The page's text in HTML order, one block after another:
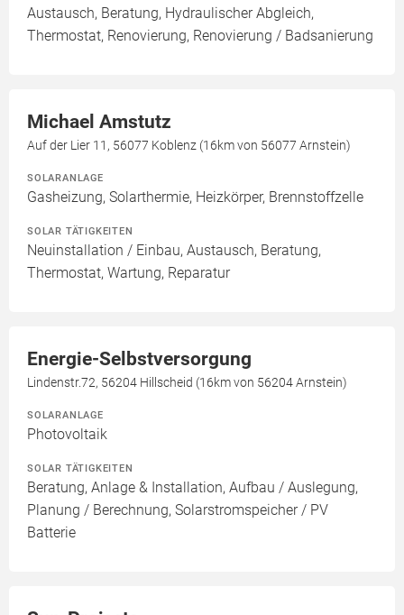
Austausch, Beratung, Hydraulischer Abgleich,
Thermostat, Renovierung, Renovierung / Badsanierung
Michael Amstutz
Auf der Lier 11, 56077 Koblenz (16km von 56077 Arnstein)
SOLARANLAGE
Gasheizung, Solarthermie, Heizkörper, Brennstoffzelle
SOLAR TÄTIGKEITEN
Neuinstallation / Einbau, Austausch, Beratung,
Thermostat, Wartung, Reparatur
Energie-Selbstversorgung
Lindenstr.72, 56204 Hillscheid (16km von 56204 Arnstein)
SOLARANLAGE
Photovoltaik
SOLAR TÄTIGKEITEN
Beratung, Anlage & Installation, Aufbau / Auslegung,
Planung / Berechnung, Solarstromspeicher / PV
Batterie